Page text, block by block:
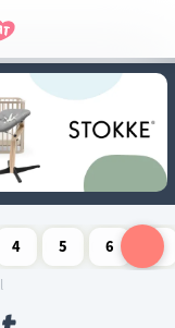
4
5
6